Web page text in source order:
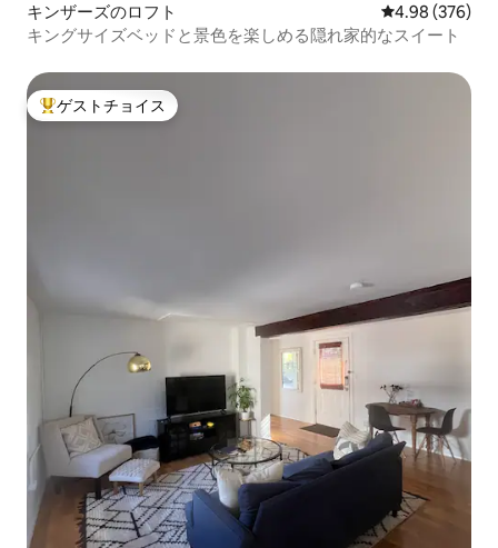
キンザーズのロフト レビュー376
4.98 (376)
キングサイズベッドと景色を楽しめる隠れ家的なスイート
大好評のゲストチョイスです。
ゲストチョイス